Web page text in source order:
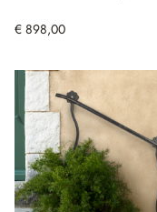
€ 898,00